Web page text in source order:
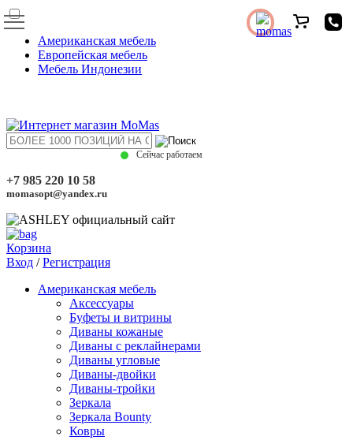
Американская мебель
Европейская мебель
Мебель Индонезии
Сейчас работаем
+7 985 220 10 58
momasopt@yandex.ru
Корзина
Вход /Регистрация
Американская мебель
Аксессуары
Буфеты и витрины
Диваны кожаные
Диваны с реклайнерами
Диваны угловые
Диваны-двойки
Диваны-тройки
Зеркала
Зеркала Bounty
Ковры